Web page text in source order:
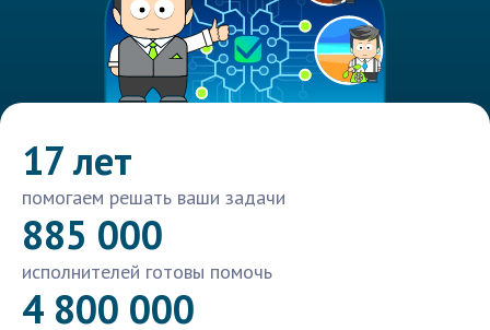
17 лет
помогаем решать ваши задачи
885 000
исполнителей готовы помочь
4 800 000